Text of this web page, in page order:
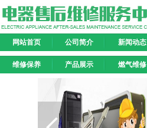
网站首页 公司简介 新闻动态
维修保养 产品展示 燃气维修